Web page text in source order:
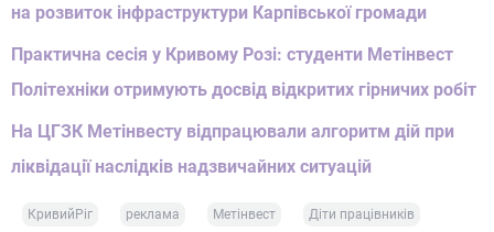
на розвиток інфраструктури Карпівської громади
Практична сесія у Кривому Розі: студенти Метінвест
Політехніки отримують досвід відкритих гірничих робіт
На ЦГЗК Метінвесту відпрацювали алгоритм дій при
ліквідації наслідків надзвичайних ситуацій
КривийРіг реклама Метінвест Діти працівників